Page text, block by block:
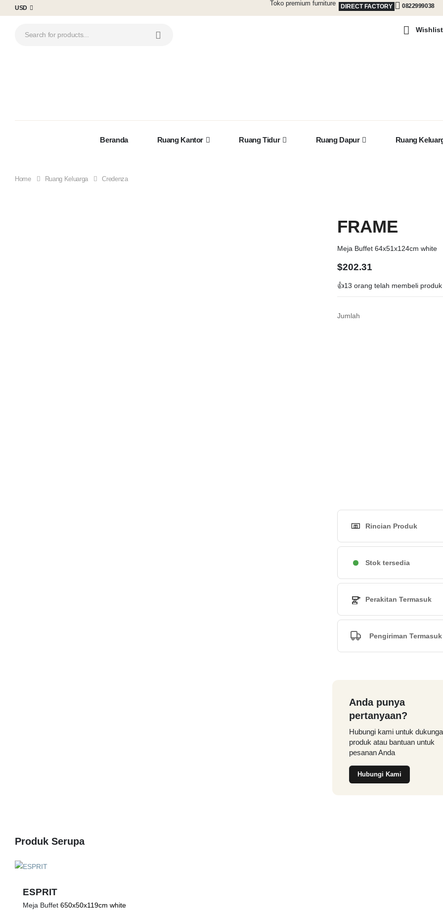
USD
Toko premium furniture DIRECT FACTORY 0822999038
Wishlist
Beranda Ruang Kantor Ruang Tidur Ruang Dapur Ruang
Home Ruang Keluarga Credenza
FRAME
Meja Buffet 64x51x124cm white
$202.31
👍13 orang telah membeli
Jumlah
Rincian Produk
Stok tersedia
Perakitan Termasuk
Pengiriman Termasuk
Anda punya
pertanyaan?
Hubungi kami untuk
produk atau bantuan untuk
pesanan Anda
Hubungi Kami
Produk Serupa
ESPRIT
Meja Buffet 650x50x119cm white